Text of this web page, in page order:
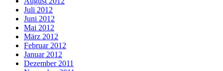
Juli 2012
Juni 2012
Mai 2012
März 2012
Februar 2012
Januar 2012
Dezember 2011